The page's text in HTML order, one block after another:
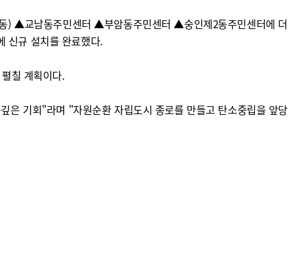
) ▲교남동주민센터 ▲부암동주민센터 ▲숭인제2동주민센터에 더
신규 설치를 완료했다.
칠 계획이다.
은 기회"라며 "자원순환 자립도시 종로를 만들고 탄소중립을 앞당